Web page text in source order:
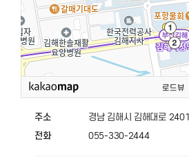
로드뷰
주소
경남 김해시 김해대로
전화
055-330-2444